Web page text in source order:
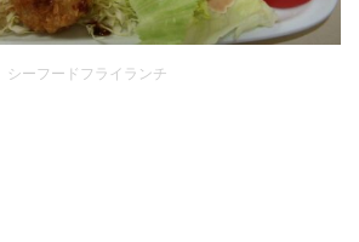
シーフードフライランチ